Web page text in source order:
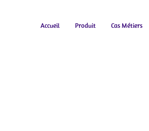
Accueil Produit Cas Métiers